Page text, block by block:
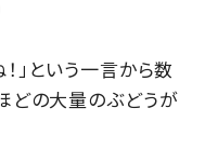
」という一言から数
どの大量のぶどうが